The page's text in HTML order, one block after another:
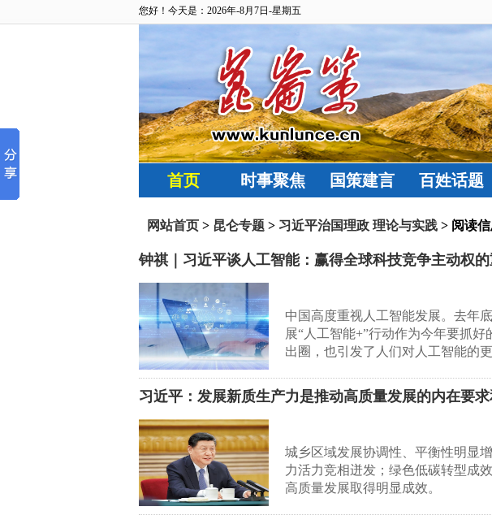
您好！今天是：2026年-8月7日-星期五
首页 时事聚焦 国策建言 百姓话题
网站首页 > 昆仑专题 > 习近平治国理政 理论与实践 > 阅读
钟祺｜习近平谈人工智能：赢得全球科技竞争主动权
中国高度重视人工智能发展。去年
展“人工智能+”行动作为今年要抓好
出圈，也引发了人们对人工智能的更
习近平：发展新质生产力是推动高质量发展的内在要
城乡区域发展协调性、平衡性明显
力活力竞相迸发；绿色低碳转型成
高质量发展取得明显成效。